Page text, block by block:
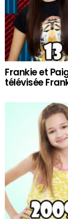
Frankie et
télévisée